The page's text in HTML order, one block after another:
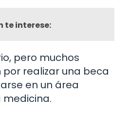
te interese:
pero muchos
realizar una beca
en un área